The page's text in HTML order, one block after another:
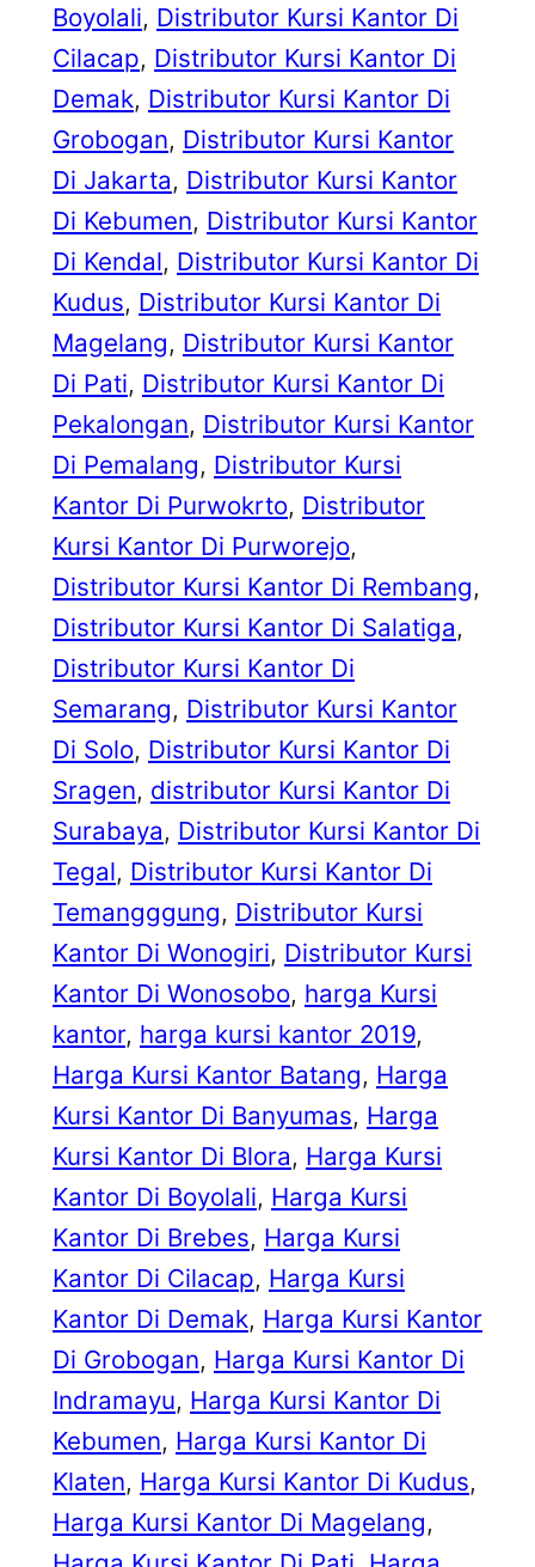
Boyolali, Distributor Kursi Kantor Di
Cilacap, Distributor Kursi Kantor Di
Demak, Distributor Kursi Kantor Di
Grobogan, Distributor Kursi Kantor
Di Jakarta, Distributor Kursi Kantor
Di Kebumen, Distributor Kursi Kantor
Di Kendal, Distributor Kursi Kantor Di
Kudus, Distributor Kursi Kantor Di
Magelang, Distributor Kursi Kantor
Di Pati, Distributor Kursi Kantor Di
Pekalongan, Distributor Kursi Kantor
Di Pemalang, Distributor Kursi
Kantor Di Purwokrto, Distributor
Kursi Kantor Di Purworejo
Distributor Kursi Kantor Di Rembang
Distributor Kursi Kantor Di Salatiga
Distributor Kursi Kantor Di
Semarang, Distributor Kursi Kantor
Di Solo, Distributor Kursi Kantor Di
Sragen, distributor Kursi Kantor Di
Surabaya, Distributor Kursi Kantor Di
Tegal, Distributor Kursi Kantor Di
Temangggung, Distributor Kursi
Kantor Di Wonogiri, Distributor Kursi
Kantor Di Wonosobo, harga Kursi
kantor, harga kursi kantor 2019
Harga Kursi Kantor Batang, Harga
Kursi Kantor Di Banyumas, Harga
Kursi Kantor Di Blora, Harga Kursi
Kantor Di Boyolali, Harga Kursi
Kantor Di Brebes, Harga Kursi
Kantor Di Cilacap, Harga Kursi
Kantor Di Demak, Harga Kursi Kantor
Di Grobogan, Harga Kursi Kantor Di
Indramayu, Harga Kursi Kantor Di
Kebumen, Harga Kursi Kantor Di
Klaten, Harga Kursi Kantor Di Kudus
Harga Kursi Kantor Di Magelang